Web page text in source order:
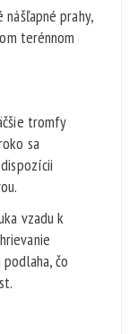
prahy,
terénnom
tromfy
sa
vzadu k
čo